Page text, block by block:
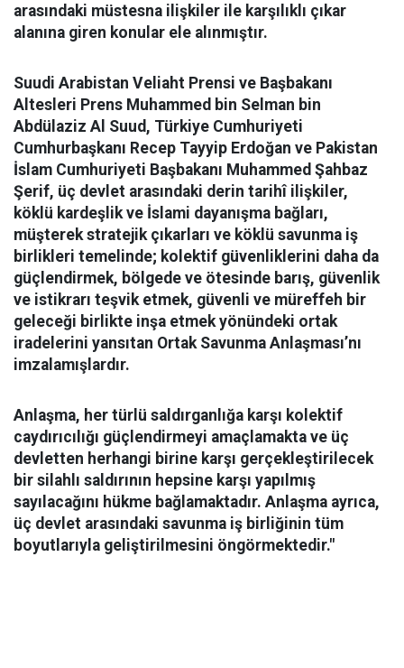
arasındaki müstesna ilişkiler ile karşılıklı çıkar
alanına giren konular ele alınmıştır.
Suudi Arabistan Veliaht Prensi ve Başbakanı
Altesleri Prens Muhammed bin Selman bin
Abdülaziz Al Suud, Türkiye Cumhuriyeti
Cumhurbaşkanı Recep Tayyip Erdoğan ve Pakistan
İslam Cumhuriyeti Başbakanı Muhammed Şahbaz
Şerif, üç devlet arasındaki derin tarihî ilişkiler,
köklü kardeşlik ve İslami dayanışma bağları,
müşterek stratejik çıkarları ve köklü savunma iş
birlikleri temelinde; kolektif güvenliklerini daha da
güçlendirmek, bölgede ve ötesinde barış, güvenlik
ve istikrarı teşvik etmek, güvenli ve müreffeh bir
geleceği birlikte inşa etmek yönündeki ortak
iradelerini yansıtan Ortak Savunma Anlaşması’nı
imzalamışlardır.
Anlaşma, her türlü saldırganlığa karşı kolektif
caydırıcılığı güçlendirmeyi amaçlamakta ve üç
devletten herhangi birine karşı gerçekleştirilecek
bir silahlı saldırının hepsine karşı yapılmış
sayılacağını hükme bağlamaktadır. Anlaşma ayrıca,
üç devlet arasındaki savunma iş birliğinin tüm
boyutlarıyla geliştirilmesini öngörmektedir."